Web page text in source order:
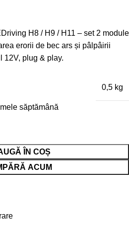
H8 / H9 / H11 – set 2 module
erorii de bec ars și pâlpâirii
12V, plug & play.
0,5 kg
săptămână
ÎN COȘ
ACUM